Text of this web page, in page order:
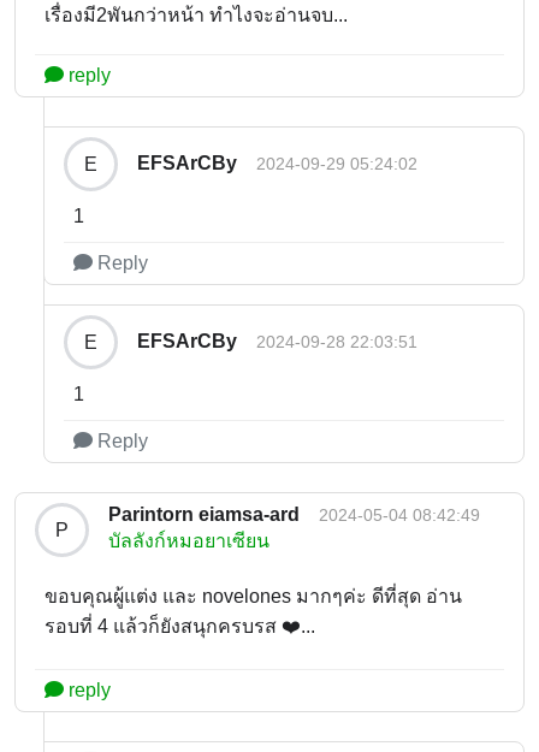
เรื่องมี2พันกว่าหน้า ทำไงจะอ่านจบ...
reply
E EFSArCBy 2024-09-29 05:24:02
1
Reply
E EFSArCBy 2024-09-28 22:03:51
1
Reply
P
Parintorn eiamsa-ard 2024-05-04 08:42:49
บัลลังก์หมอยาเซียน
ขอบคุณผู้แต่ง และ novelones มากๆค่ะ ดีที่สุด อ่าน
รอบที่ 4 แล้วก็ยังสนุกครบรส ❤️...
reply